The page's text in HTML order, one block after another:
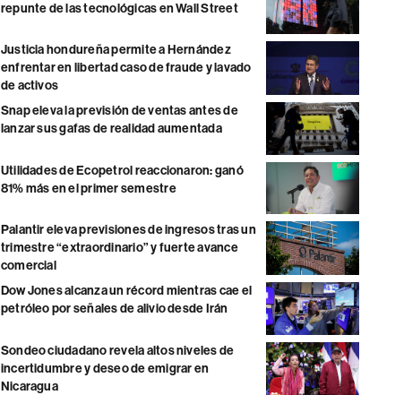
repunte de las tecnológicas en Wall Street
Justicia hondureña permite a Hernández
enfrentar en libertad caso de fraude y lavado
de activos
Snap eleva la previsión de ventas antes de
lanzar sus gafas de realidad aumentada
Utilidades de Ecopetrol reaccionaron: ganó
81% más en el primer semestre
Palantir eleva previsiones de ingresos tras un
trimestre “extraordinario” y fuerte avance
comercial
Dow Jones alcanza un récord mientras cae el
petróleo por señales de alivio desde Irán
Sondeo ciudadano revela altos niveles de
incertidumbre y deseo de emigrar en
Nicaragua